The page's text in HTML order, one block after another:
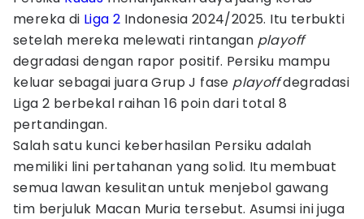
mereka di Liga 2 Indonesia 2024/2025. Itu terbukti
setelah mereka melewati rintangan playoff
degradasi dengan rapor positif. Persiku mampu
keluar sebagai juara Grup J fase playoffdegradasi
Liga 2 berbekal raihan 16 poin dari total 8
pertandingan.
Salah satu kunci keberhasilan Persiku adalah
memiliki lini pertahanan yang solid. Itu membuat
semua lawan kesulitan untuk menjebol gawang
tim berjuluk Macan Muria tersebut. Asumsi ini juga